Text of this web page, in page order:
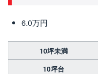
6.0万円
10坪未満
10坪台